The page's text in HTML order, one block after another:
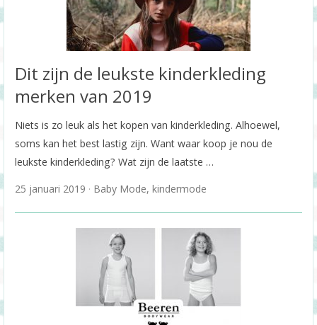
Dit zijn de leukste kinderkleding
merken van 2019
Niets is zo leuk als het kopen van kinderkleding. Alhoewel,
soms kan het best lastig zijn. Want waar koop je nou de
leukste kinderkleding? Wat zijn de laatste …
25 januari 2019
Baby Mode, kindermode